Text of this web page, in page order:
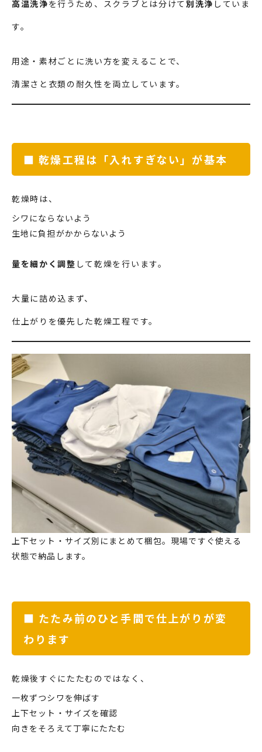
高温洗浄を行うため、スクラブとは分けて 別洗浄 していま
す。
用途・素材ごとに洗い方を変えることで、
清潔さと衣類の耐久性を両立しています。
■ 乾燥工程は「入れすぎない」が基本
乾燥時は、
シワにならないよう
生地に負担がかからないよう
量を細かく調整 して乾燥を行います。
大量に詰め込まず、
仕上がりを優先した乾燥工程です。
上下セット・サイズ別にまとめて梱包。現場ですぐ使える
状態で納品します。
■ たたみ前のひと手間で仕上がりが変
わります
乾燥後すぐにたたむのではなく、
一枚ずつシワを伸ばす
上下セット・サイズを確認
向きをそろえて丁寧にたたむ